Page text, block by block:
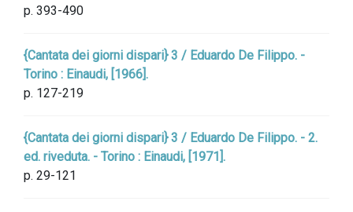
p. 393-490
{Cantata dei giorni dispari} 3 / Eduardo De Filippo. -
Torino : Einaudi, [1966].
p. 127-219
{Cantata dei giorni dispari} 3 / Eduardo De Filippo. - 2.
ed. riveduta. - Torino : Einaudi, [1971].
p. 29-121